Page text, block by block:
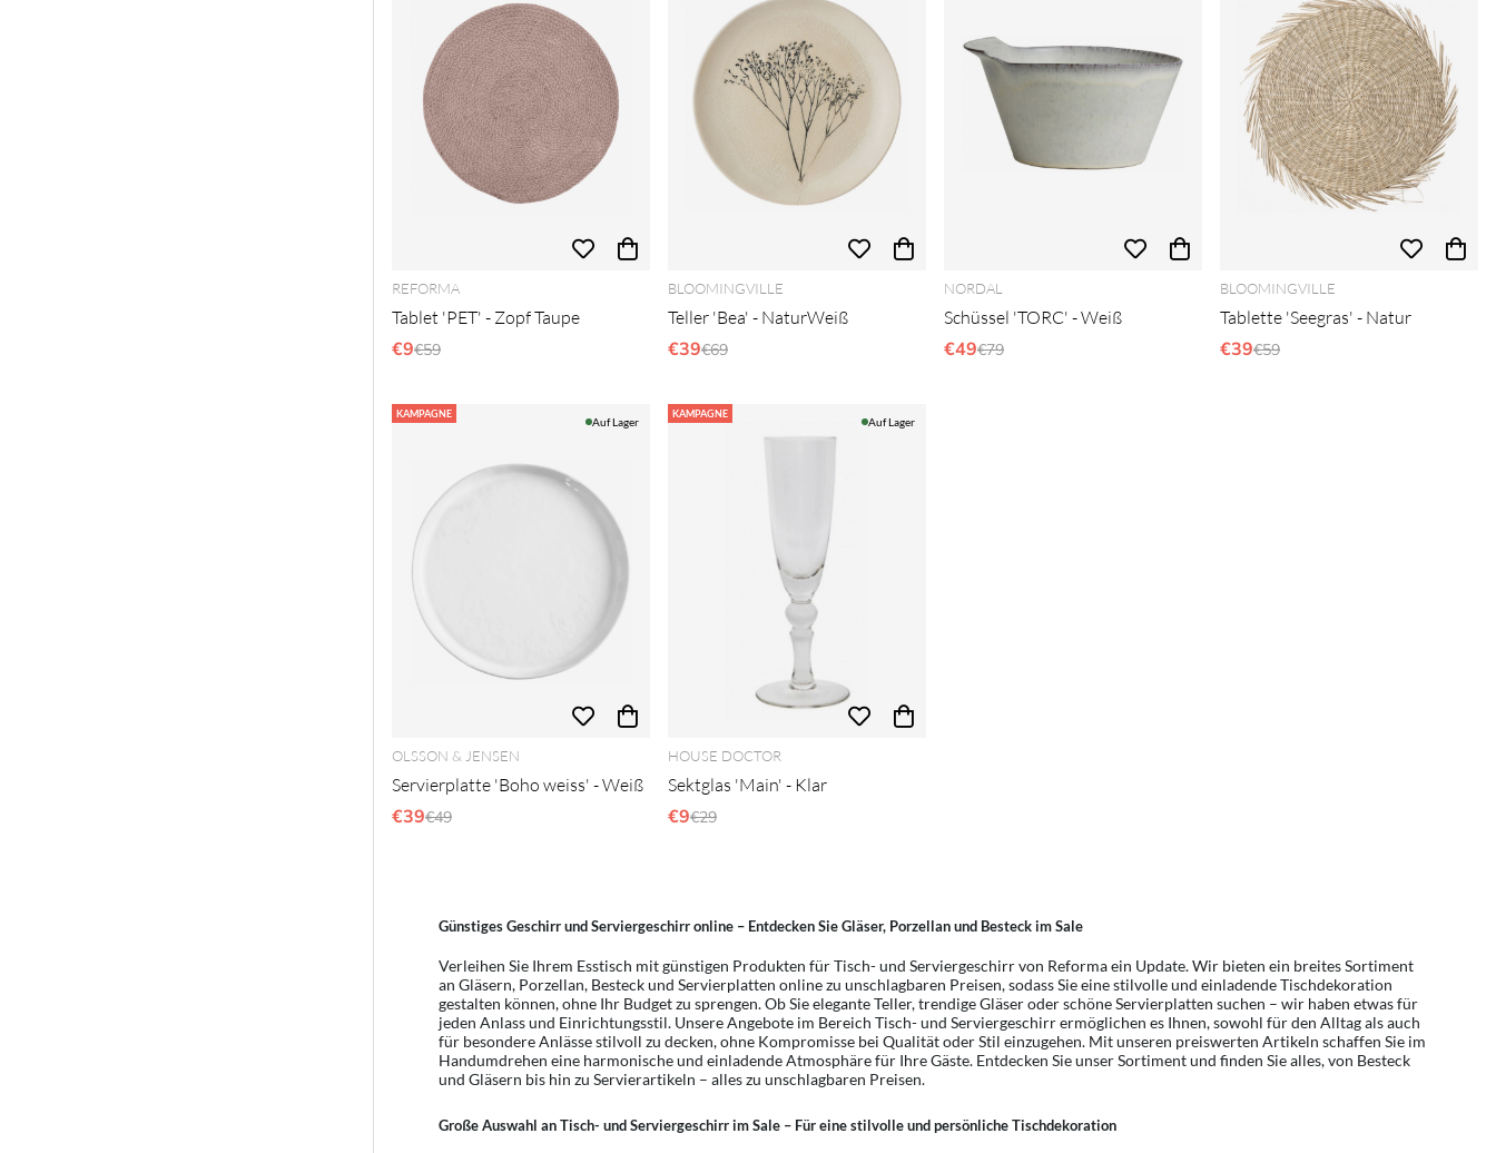
REFORMA
Tablet 'PET' - Zopf Taupe
€9Regulärer Preis:
€59
BLOOMINGVILLE
Teller 'Bea' - NaturWeiß
€39Regulärer Preis:
€69
NORDAL
Schüssel 'TORC' - Weiß
€49Regulärer Preis:
€79
BLOOMINGVILLE
Tablette 'Seegras' - Natur
€39Regulärer Preis:
€59
KAMPAGNE
Auf Lager
OLSSON & JENSEN
Servierplatte 'Boho weiss' - Weiß
€39Regulärer Preis:
€49
KAMPAGNE
Auf Lager
HOUSE DOCTOR
Sektglas 'Main' - Klar
€9Regulärer Preis:
€29
Günstiges Geschirr und Serviergeschirr online – Entdecken Sie Gläser, Porzellan und Besteck im Sale
Verleihen Sie Ihrem Esstisch mit günstigen Produkten für Tisch- und Serviergeschirr von Reforma ein Update. Wir bieten ein breites Sortiment
an Gläsern, Porzellan, Besteck und Servierplatten online zu unschlagbaren Preisen, sodass Sie eine stilvolle und einladende Tischdekoration
gestalten können, ohne Ihr Budget zu sprengen. Ob Sie elegante Teller, trendige Gläser oder schöne Servierplatten suchen – wir haben etwas für
jeden Anlass und Einrichtungsstil. Unsere Angebote im Bereich Tisch- und Serviergeschirr ermöglichen es Ihnen, sowohl für den Alltag als auch
für besondere Anlässe stilvoll zu decken, ohne Kompromisse bei Qualität oder Stil einzugehen. Mit unseren preiswerten Artikeln schaffen Sie im
Handumdrehen eine harmonische und einladende Atmosphäre für Ihre Gäste. Entdecken Sie unser Sortiment und finden Sie alles, von Besteck
und Gläsern bis hin zu Servierartikeln – alles zu unschlagbaren Preisen.
Große Auswahl an Tisch- und Serviergeschirr im Sale – Für eine stilvolle und persönliche Tischdekoration